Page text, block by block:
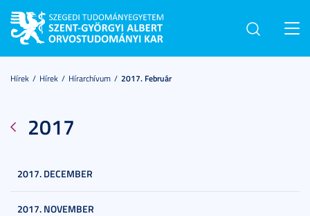
Hírek Hírek Hírarchívum 2017. Február
2017
2017. DECEMBER
2017. NOVEMBER